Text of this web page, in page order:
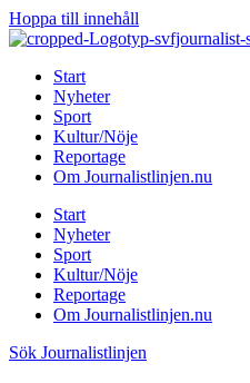
Hoppa till innehåll
Start
Nyheter
Sport
Kultur/Nöje
Reportage
Om Journalistlinjen.nu
Start
Nyheter
Sport
Kultur/Nöje
Reportage
Om Journalistlinjen.nu
Sök Journalistlinjen